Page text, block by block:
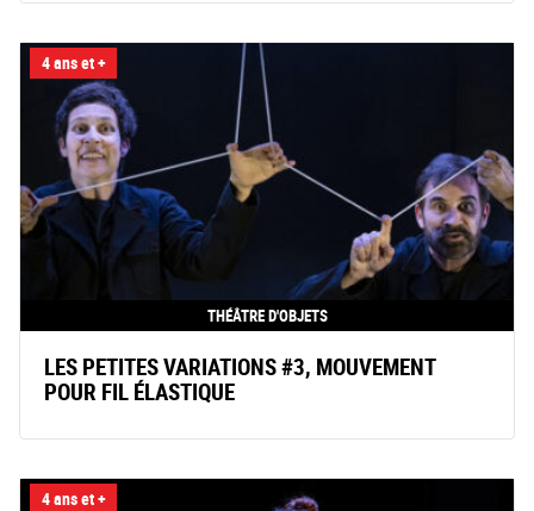
4 ans et +
THÉÂTRE D'OBJETS
LES PETITES VARIATIONS #3, MOUVEMENT
POUR FIL ÉLASTIQUE
4 ans et +